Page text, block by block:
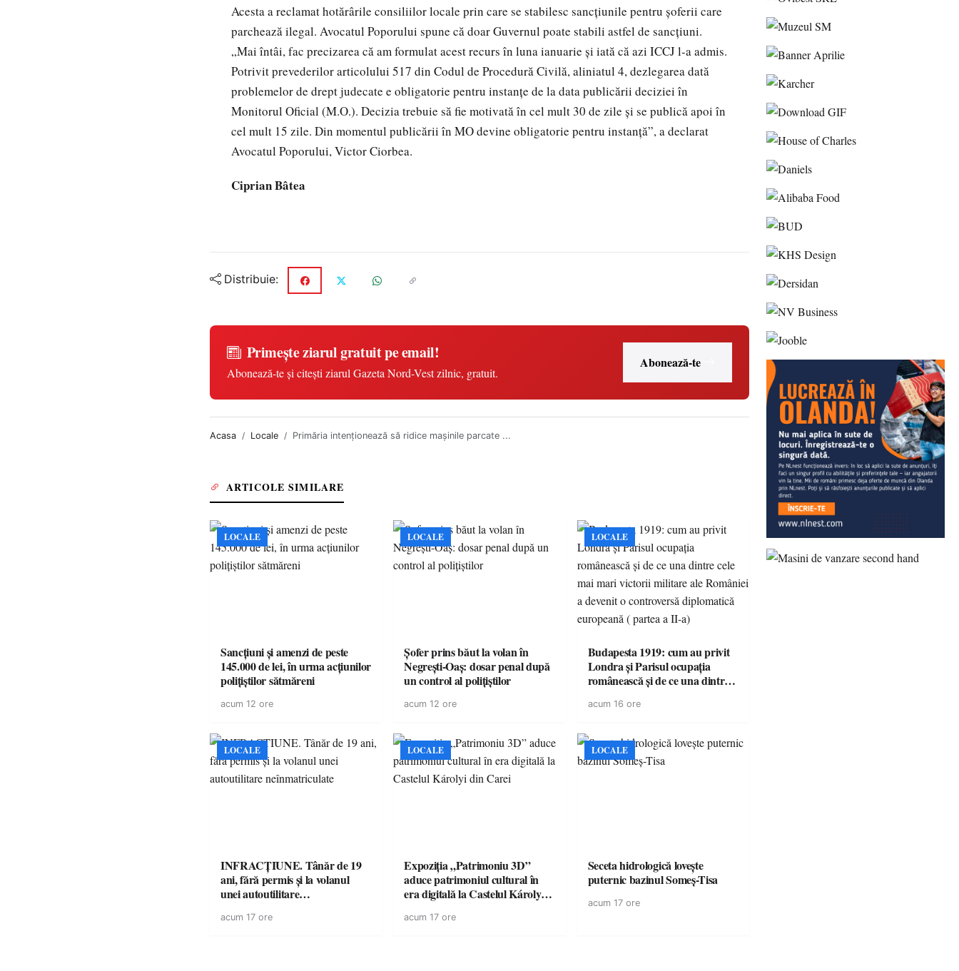
Acesta a reclamat hotărârile consiliilor locale prin care se stabilesc sancţiunile pentru şoferii care
parchează ilegal. Avocatul Poporului spune că doar Guvernul poate stabili astfel de sancţiuni.
„Mai întâi, fac precizarea că am formulat acest recurs în luna ianuarie şi iată că azi ICCJ l-a admis.
Potrivit prevederilor articolului 517 din Codul de Procedură Civilă, aliniatul 4, dezlegarea dată
problemelor de drept judecate e obligatorie pentru instanţe de la data publicării deciziei în
Monitorul Oficial (M.O.). Decizia trebuie să fie motivată în cel mult 30 de zile şi se publică apoi în
cel mult 15 zile. Din momentul publicării în MO devine obligatorie pentru instanţă”, a declarat
Avocatul Poporului, Victor Ciorbea.
Ciprian Bâtea
Distribuie:
Primește ziarul gratuit pe email!
Abonează-te și citești ziarul Gazeta Nord-Vest zilnic, gratuit.
Abonează-te
Acasa Locale Primăria intenţionează să ridice maşinile parcate ...
ARTICOLE SIMILARE
LOCALE
Sancțiuni și amenzi de peste
145.000 de lei, în urma acțiunilor
polițiștilor sătmăreni
acum 12 ore
LOCALE
Șofer prins băut la volan în
Negrești-Oaș: dosar penal după
un control al polițiștilor
acum 12 ore
LOCALE
Budapesta 1919: cum au privit
Londra și Parisul ocupația
românească și de ce una dintre
României a devenit o
europeană ( partea a II-a)
acum 16 ore
LOCALE
INFRACȚIUNE. Tânăr de 19
ani, fără permis și la volanul
unei autoutilitare
acum 17 ore
LOCALE
Expoziția „Patrimoniu 3D”
aduce patrimoniul cultural în
era digitală la Castelul Károlyi
acum 17 ore
LOCALE
Seceta hidrologică lovește
puternic bazinul Someș-Tisa
acum 17 ore